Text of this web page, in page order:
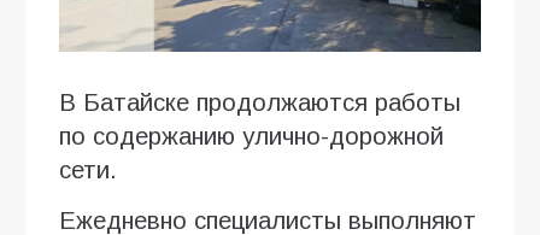
В Батайске продолжаются работы
по содержанию улично-дорожной
сети.
Ежедневно специалисты выполняют